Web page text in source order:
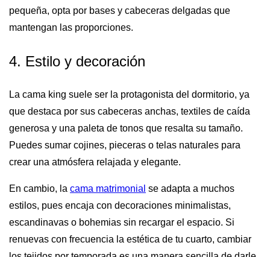
pequeña, opta por bases y cabeceras delgadas que
mantengan las proporciones.
4. Estilo y decoración
La cama king suele ser la protagonista del dormitorio, ya
que destaca por sus cabeceras anchas, textiles de caída
generosa y una paleta de tonos que resalta su tamaño.
Puedes sumar cojines, pieceras o telas naturales para
crear una atmósfera relajada y elegante.
En cambio, la cama matrimonial se adapta a muchos
estilos, pues encaja con decoraciones minimalistas,
escandinavas o bohemias sin recargar el espacio. Si
renuevas con frecuencia la estética de tu cuarto, cambiar